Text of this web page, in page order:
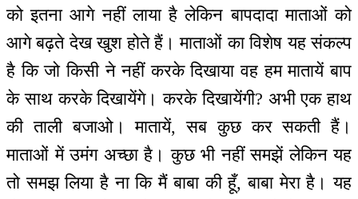
को इतना आगे नहीं लाया है लेकिन बापदादा माताओं को
आगे बढ़ते देख खुश होते हैं। माताओं का विशेष यह संकल्प
है कि जो किसी ने नहीं करके दिखाया वह हम मातायें बाप
के साथ करके दिखायेंगे। करके दिखायेंगी? अभी एक हाथ
की ताली बजाओ। मातायें, सब कुछ कर सकती हैं।
माताओं में उमंग अच्छा है। कुछ भी नहीं समझें लेकिन यह
तो समझ लिया है ना कि मैं बाबा की हूँ, बाबा मेरा है। यह